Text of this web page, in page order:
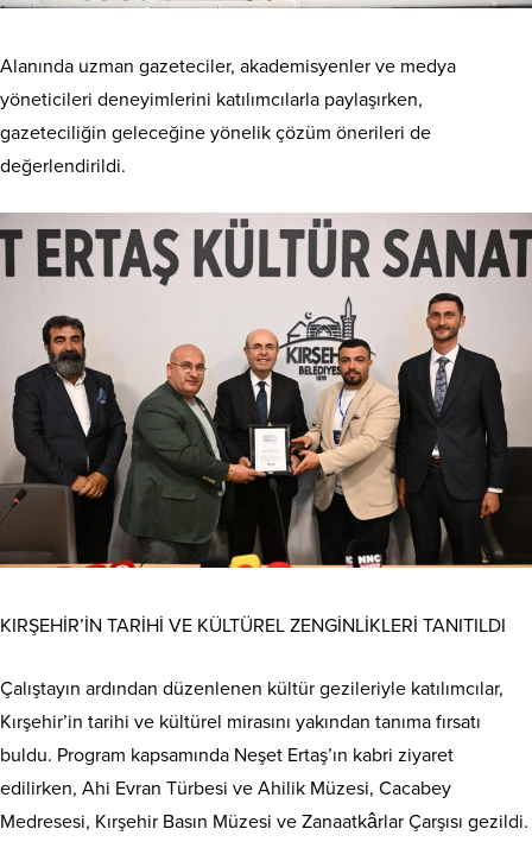
Alanında uzman gazeteciler, akademisyenler ve medya
yöneticileri deneyimlerini katılımcılarla paylaşırken,
gazeteciliğin geleceğine yönelik çözüm önerileri de
değerlendirildi.
KIRŞEHİR’İN TARİHİ VE KÜLTÜREL ZENGİNLİKLERİ TANITILDI
Çalıştayın ardından düzenlenen kültür gezileriyle katılımcılar,
Kırşehir’in tarihi ve kültürel mirasını yakından tanıma fırsatı
buldu. Program kapsamında Neşet Ertaş’ın kabri ziyaret
edilirken, Ahi Evran Türbesi ve Ahilik Müzesi, Cacabey
Medresesi, Kırşehir Basın Müzesi ve Zanaatkârlar Çarşısı gezildi.